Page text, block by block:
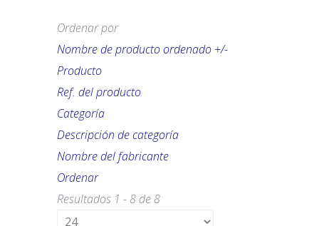
Ordenar por
Nombre de producto ordenado +/-
Producto
Ref. del producto
Categoría
Descripción de categoría
Nombre del fabricante
Ordenar
Resultados 1 - 8 de 8